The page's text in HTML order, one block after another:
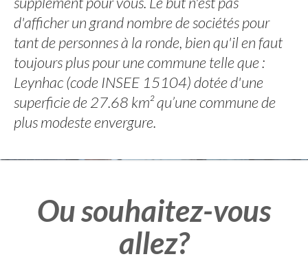
d'afficher un grand nombre de sociétés pour
tant de personnes à la ronde, bien qu'il en faut
toujours plus pour une commune telle que :
Leynhac (code INSEE 15104) dotée d'une
superficie de 27.68 km² qu’une commune de
plus modeste envergure.
Ou souhaitez-vous
allez?